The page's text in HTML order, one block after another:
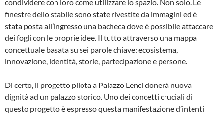
condividere con loro come utilizzare lo spazio. Non solo. Le
finestre dello stabile sono state rivestite da immagini ed è
stata posta all’ingresso una bacheca dove è possibile attaccare
dei fogli con le proprie idee. Il tutto attraverso una mappa
concettuale basata su sei parole chiave: ecosistema,
innovazione, identità, storie, partecipazione e persone.
Di certo, il progetto pilota a Palazzo Lenci donerà nuova
dignità ad un palazzo storico. Uno dei concetti cruciali di
questo progetto è espresso questa manifestazione d’intenti